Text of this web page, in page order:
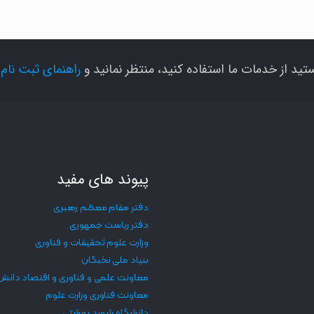
از خدمات ما استفاده کنید، منتظر نمانید و راهنمای ثبت نام
پیوند های مفید
دفتر مقام معظم رهبری
دفتر ریاست جمهوری
وزارت علوم تحقیقات و فناوری
بنیاد ملی نخبگان
معاونت علمی و فناوری و اقتصاد
معاونت فناوری وزارت علوم